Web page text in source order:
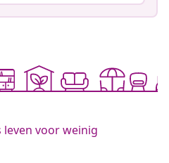
producten
een prachtige binnen-
zonder zich zorgen te maken
budget.
geniet van extra korting
Bekijk dan onze
leven voor weinig